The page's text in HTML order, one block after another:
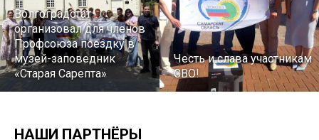
Волгоградстат
организовал для членов
Профсоюза поездку в
музей-заповедник
«Старая Сарепта»
Честь и слава участникам
СВО!
НАШИ ПАРТНЁРЫ